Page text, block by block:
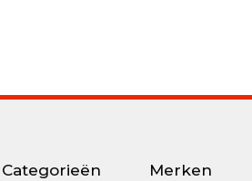
Categorieën Merken